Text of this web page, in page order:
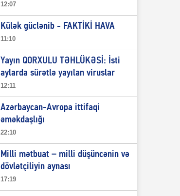
12:07
Külək güclənib - FAKTİKİ HAVA
11:10
Yayın QORXULU TƏHLÜKƏSİ: İsti
aylarda sürətlə yayılan viruslar
12:11
Azərbaycan-Avropa ittifaqi
əməkdaşlığı
22:10
Milli mətbuat – milli düşüncənin və
dövlətçiliyin aynası
17:19